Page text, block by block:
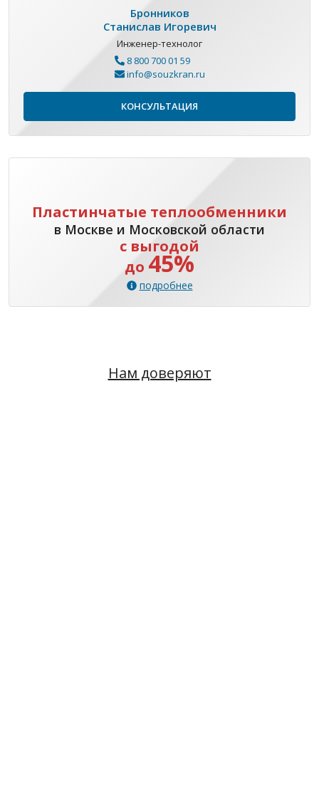
Бронников
Станислав Игоревич
Инженер-технолог
8 800 700 01 59
info@souzkran.ru
КОНСУЛЬТАЦИЯ
Пластинчатые теплообменники
в Москве и Московской области
с выгодой
до 45%
подробнее
Нам доверяют